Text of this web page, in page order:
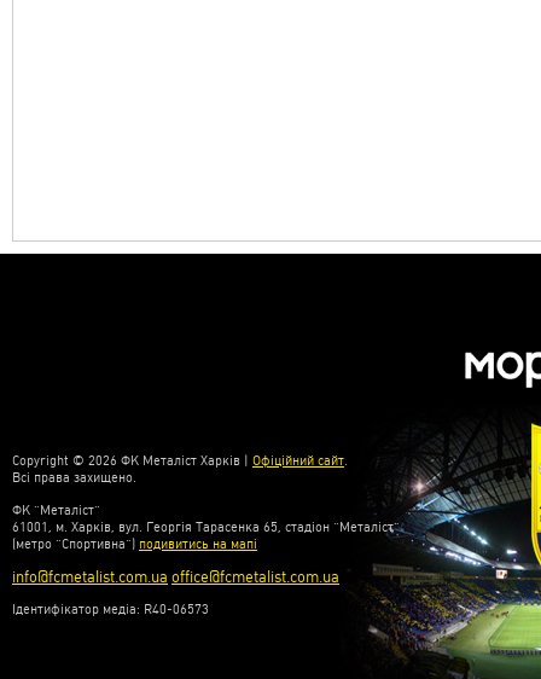
Copyright © 2026 ФК Металіст Харків | Офіційний сайт.
Всі права захищено.
ФК “Металіст”
61001, м. Харків, вул. Георгія Тарасенка 65, стадіон “Металіст”
(метро “Спортивна”) подивитись на мапі
info@fcmetalist.com.ua office@fcmetalist.com.ua
Ідентифікатор медіа: R40-06573